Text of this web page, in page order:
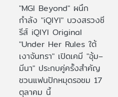
"MGI Beyond" ผนึก
กำลัง "iQIYI" บวงสรวงซี
รีส์ iQIYI Original
"Under Her Rules ใต้
เงาจันทรา" เปิดเคมี "อุ้ม–
มีนา" ประกบคู่ครั้งสำคัญ
ชวนแฟนปักหมุดรอชม 17
ตุลาคม นี้